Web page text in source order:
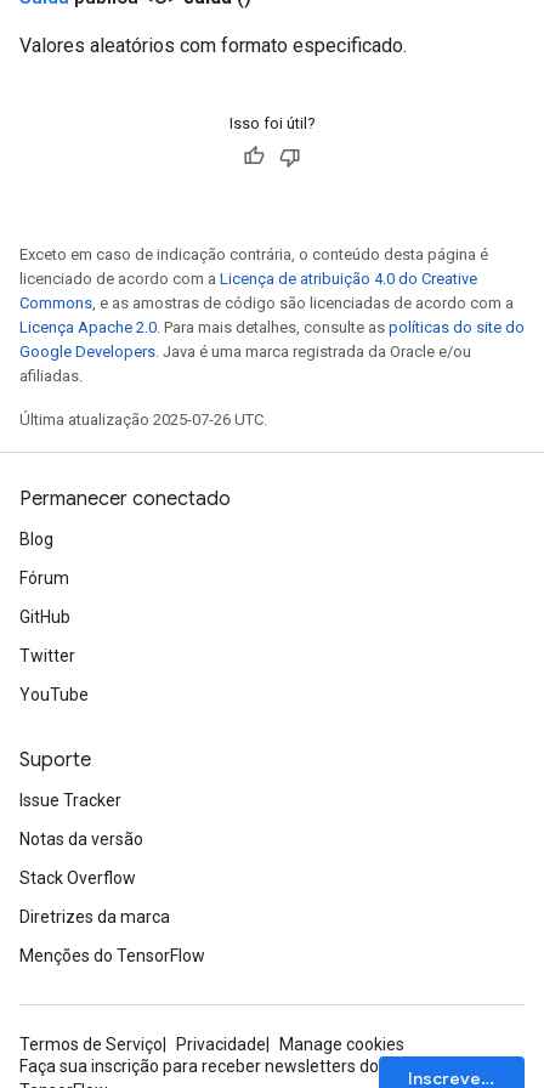
Valores aleatórios com formato especificado.
Isso foi útil?
Exceto em caso de indicação contrária, o conteúdo desta página é
licenciado de acordo com a Licença de atribuição 4.0 do Creative
Commons, e as amostras de código são licenciadas de acordo com a
Licença Apache 2.0. Para mais detalhes, consulte as políticas do site do
Google Developers. Java é uma marca registrada da Oracle e/ou
afiliadas.
Última atualização 2025-07-26 UTC.
Permanecer conectado
Blog
Fórum
GitHub
Twitter
YouTube
Suporte
Issue Tracker
Notas da versão
Stack Overflow
Diretrizes da marca
Menções do TensorFlow
Termos de Serviço Privacidade
Manage cookies
Faça sua inscrição para receber newsletters do
Inscrever-se